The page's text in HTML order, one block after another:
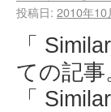
投稿日: 2010年10
「
ての記事
「